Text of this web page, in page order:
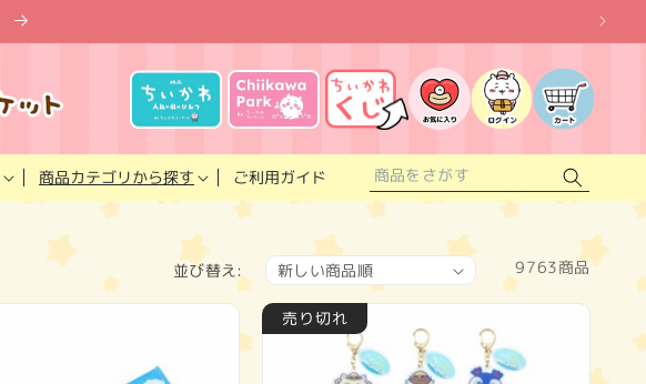
商品カテゴリから探す ご利用ガイド
入
り
ス
ト
グ
イ
カ
ー
ト
並び替え: 9763商品
売り切れ